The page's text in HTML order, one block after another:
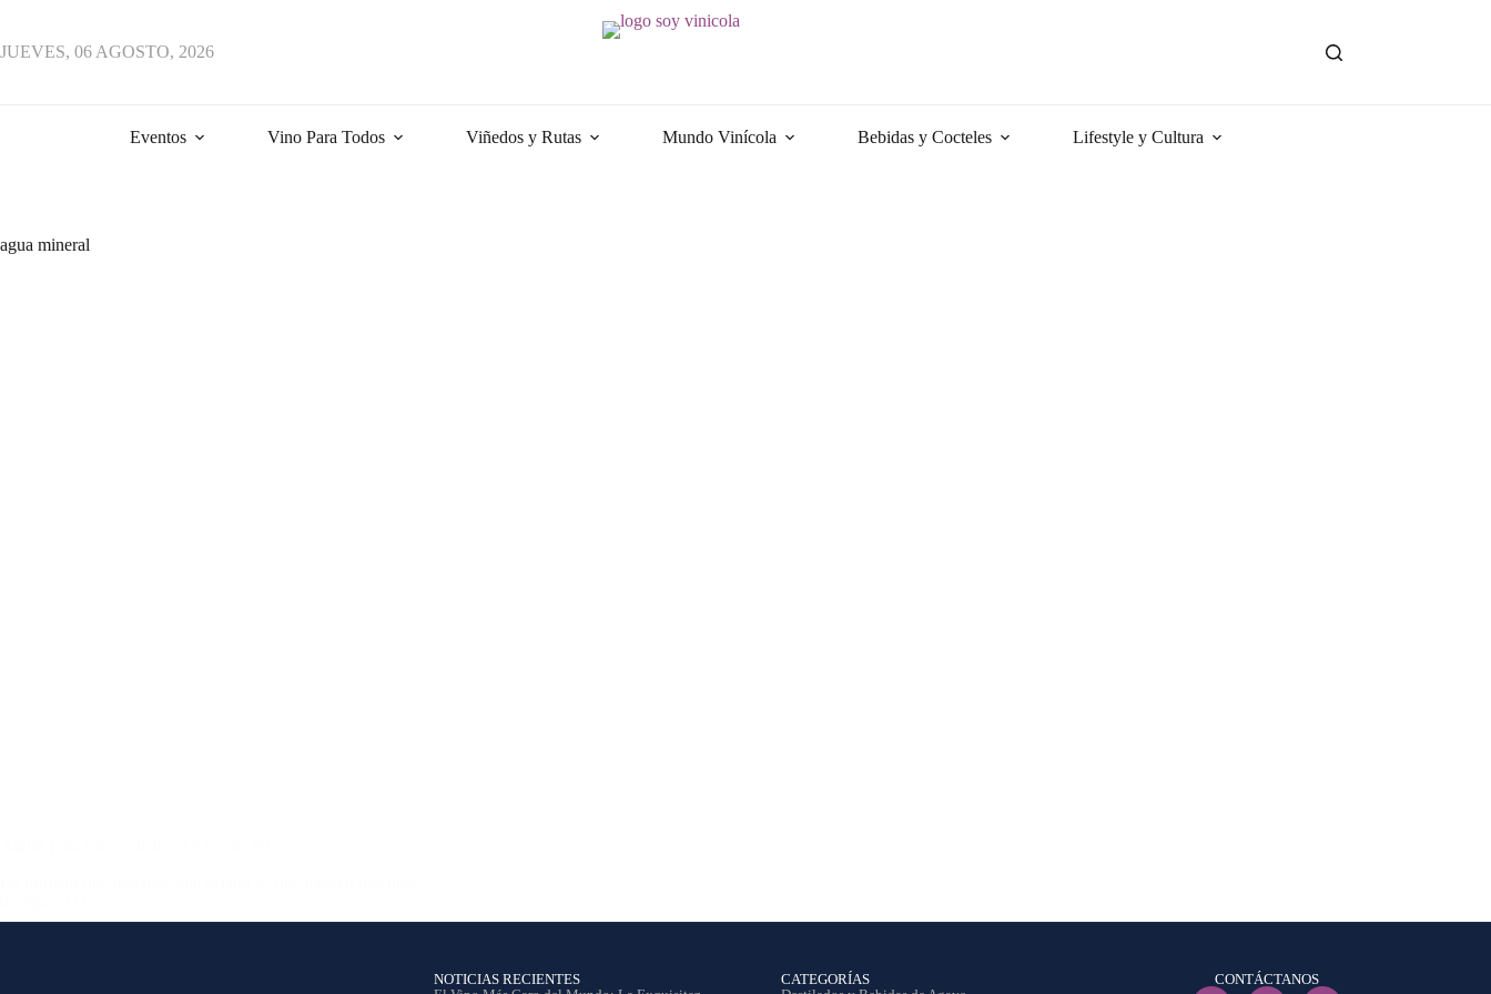
JUEVES, 06 AGOSTO, 2026
Eventos Vino Para Todos Viñedos y Rutas Mundo Vinícola Bebidas y Cocteles Lifestyle y Cultura
agua mineral
Ana García
16 julio, 2018
NOTICIAS RECIENTES
CATEGORÍAS
CONTÁCTANOS